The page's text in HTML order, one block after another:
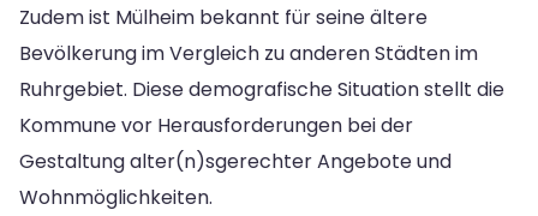
Zudem ist Mülheim bekannt für seine ältere
Bevölkerung im Vergleich zu anderen Städten im
Ruhrgebiet. Diese demografische Situation stellt die
Kommune vor Herausforderungen bei der
Gestaltung alter(n)sgerechter Angebote und
Wohnmöglichkeiten.